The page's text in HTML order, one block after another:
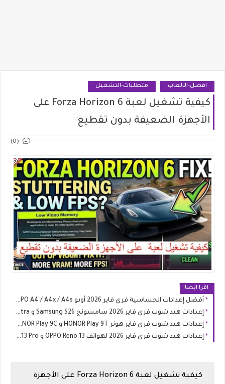
افضل-الالعاب متطلبات-التشغيل
كيفية تشغيل لعبة Forza Horizon 6 على
الأجهزة الضعيفة بدون تقطيع
(0)
اقرا ايضا
أفضل إعدادات الحساسية فري فاير 2026 أوبو OPPO A4 / A4x / A4s
إعدادات هيد شوت فري فاير 2026 سامسونج Samsung S26 و S26 Ultra
إعدادات هيد شوت فري فاير هونر HONOR Play 9T و HONOR Play 9C
إعدادات هيد شوت فري فاير 2026 لهواتف OPPO Reno 13 و Reno 13 Pro
كيفية تشغيل لعبة Forza Horizon 6 على الأجهزة